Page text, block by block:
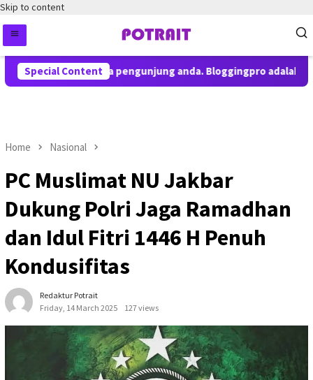
Skip to content
Special Contentkepada pengunjung anda. Bloggingpro adalah
Home Nasional
PC Muslimat NU Jakbar
Dukung Polri Jaga Ramadhan
dan Idul Fitri 1446 H Penuh
Kondusifitas
Redaktur Potrait
Friday, 14 March 2025
127 views